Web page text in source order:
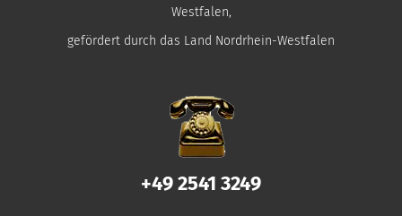
Westfalen,
gefördert durch das Land Nordrhein-Westfalen
+49 2541 3249